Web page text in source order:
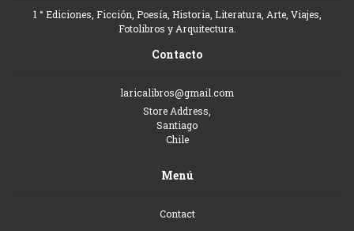
1 ° Ediciones, Ficción, Poesía, Historia, Literatura, Arte, Viajes,
Fotolibros y Arquitectura.
Contacto
laricalibros@gmail.com
Store Address,
Santiago
Chile
Menú
Contact